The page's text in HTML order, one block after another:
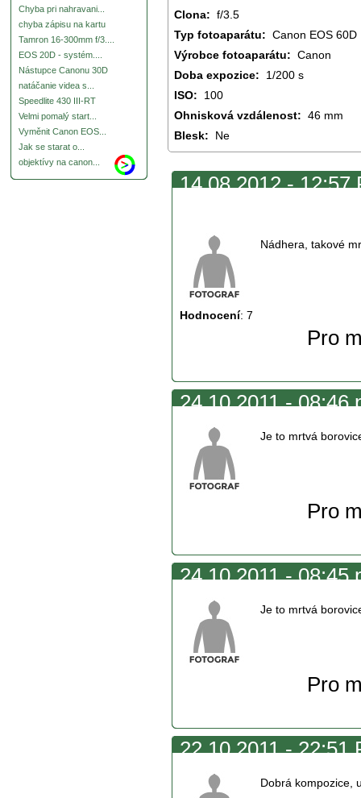
Chyba pri nahravani...
chyba zápisu na kartu
Tamron 16-300mm f/3....
EOS 20D - systém....
Nástupce Canonu 30D
natáčanie videa s...
Speedlite 430 III-RT
Velmi pomalý start...
Vyměnit Canon EOS...
Jak se starat o...
objektívy na canon...
Clona: f/3.5
Typ fotoaparátu: Canon EOS 60D
Výrobce fotoaparátu: Canon
Doba expozice:
1/200 s
ISO:
100
Ohnisková vzdálenost: 46 mm
Blesk:
Ne
14.08.2012 -
Hodnocení: 7
Nádhera, takové
Pro
24.10.2011 - 08:46
Je to mrtvá
Pro
24.10.2011 - 08:45
Je to mrtvá
Pro
22.10.2011 - 22:51
Dobrá kompozice,